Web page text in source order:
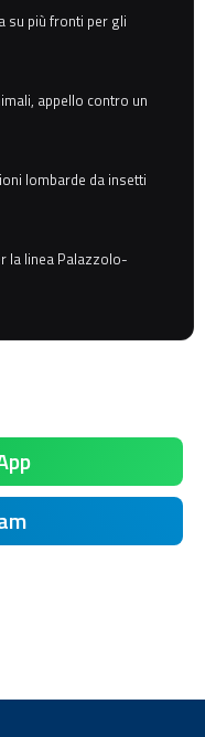
su più fronti per gli
appello contro un
lombarde da insetti
la linea Palazzolo-